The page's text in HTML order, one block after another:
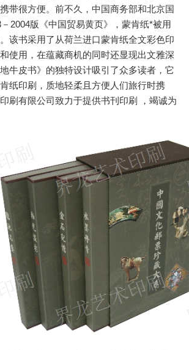
带很方便。前不久，中国商务部和北京国
2004版《中国贸易黄页》，蒙肯纸*被用
该书采用了从荷兰进口蒙肯纸全文彩色印
使用，在蕴藏商机的同时还显现出文雅深
牛皮书》的独特设计吸引了众多读者，它
纸印刷，质地轻柔且方便人们旅行时携
刷有限公司致力于提供书刊印刷 ，竭诚为